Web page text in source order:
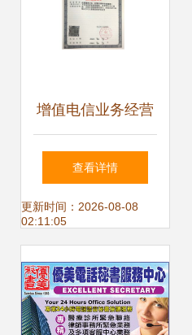
增值电信业务经营
许可证与信息服务
业务许可证办理全
查看详情
更新时间：2026-08-08
02:11:05